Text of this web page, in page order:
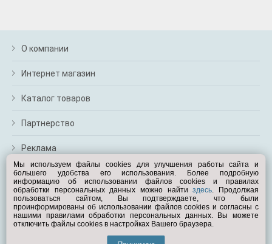
О компании
Интернет магазин
Каталог товаров
Партнерство
Реклама
Перейти на полную версию
Вам помочь?
© Exist.ru 1998—2026
Мы используем файлы cookies для улучшения работы сайта и
большего удобства его использования. Более подробную
информацию об использовании файлов cookies и правилах
обработки персональных данных можно найтиздесь. Продолжая
пользоваться сайтом, Вы подтверждаете, что были
проинформированы об использовании файлов cookies и согласны с
нашими правилами обработки персональных данных. Вы можете
отключить файлы cookies в настройках Вашего браузера.